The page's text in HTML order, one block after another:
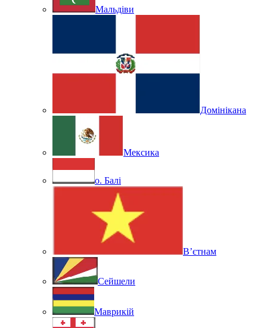
Мальдіви
Домінікана
Мексика
о. Балі
В’єтнам
Сейшели
Маврикій